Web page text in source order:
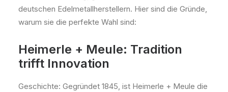
deutschen Edelmetallherstellern. Hier sind die Gründe,
warum sie die perfekte Wahl sind:
Heimerle + Meule: Tradition
trifft Innovation
Geschichte: Gegründet 1845, ist Heimerle + Meule die